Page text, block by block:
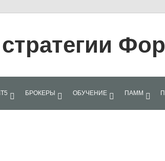
БРОКЕРЫ ОБУЧЕНИЕ ПАММ